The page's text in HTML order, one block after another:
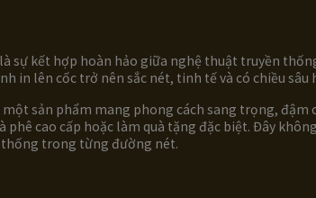
sự kết hợp hoàn hảo giữa nghệ thuật truyền
in lên cốc trở nên sắc nét, tinh tế và có chiều sâu
sản phẩm mang phong cách sang trọng,
cao cấp hoặc làm quà tặng đặc biệt. Đây
trong từng đường nét.